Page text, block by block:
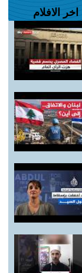
اخر الافلام